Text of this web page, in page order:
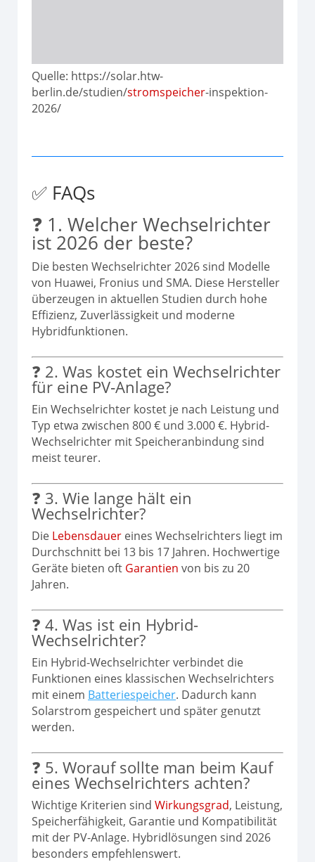
Quelle: https://solar.htw-
berlin.de/studien/stromspeicher-inspektion-
2026/
✅ FAQs
❓ 1. Welcher Wechselrichter
ist 2026 der beste?
Die besten Wechselrichter 2026 sind Modelle
von Huawei, Fronius und SMA. Diese Hersteller
überzeugen in aktuellen Studien durch hohe
Effizienz, Zuverlässigkeit und moderne
Hybridfunktionen.
❓ 2. Was kostet ein Wechselrichter
für eine PV‑Anlage?
Ein Wechselrichter kostet je nach Leistung und
Typ etwa zwischen 800 € und 3.000 €. Hybrid-
Wechselrichter mit Speicheranbindung sind
meist teurer.
❓ 3. Wie lange hält ein
Wechselrichter?
Die Lebensdauer eines Wechselrichters liegt im
Durchschnitt bei 13 bis 17 Jahren. Hochwertige
Geräte bieten oft Garantien von bis zu 20
Jahren.
❓ 4. Was ist ein Hybrid-
Wechselrichter?
Ein Hybrid-Wechselrichter verbindet die
Funktionen eines klassischen Wechselrichters
mit einem Batteriespeicher. Dadurch kann
Solarstrom gespeichert und später genutzt
werden.
❓ 5. Worauf sollte man beim Kauf
eines Wechselrichters achten?
Wichtige Kriterien sind Wirkungsgrad, Leistung,
Speicherfähigkeit, Garantie und Kompatibilität
mit der PV-Anlage. Hybridlösungen sind 2026
besonders empfehlenswert.